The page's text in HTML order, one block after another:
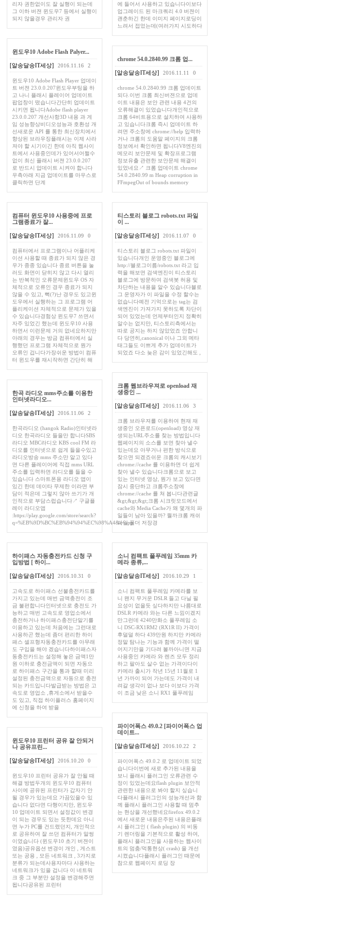
리자 권한없이도 잘 실행이 되는데
그 이하 버젼 윈도우7 등에서 실행이
되지 않을경우 관리자 권
에 들어서 사용하고 있습니다이보다
업그레이드 된 마크쿼리 4.0 버젼이
괜춘하긴 한데 이미지 페이지로딩이
느려서 접었는데(여러가지 시도하다
윈도우10 Adobe Flash Palyer...
[알송달송IT세상]
2016.11.16 2
윈도우10 Adobe Flash Player 업데이
트 버젼 23.0.0.207윈도우부팅을 하
고 나니 플래시 플레이어 업데이트
팝업창이 떴습니다간단히 업데이트
시키면 됩니다Adobe flash player
23.0.0.207 개선사항3D 내용 과 게
임 성능향상비디오성능과 호환성 개
선새로운 API 를 통한 최신장치에서
향상된 브라우징플래시는 이제 사라
져야 할 시기이긴 한데 아직 웹사이
트에서 사용중인데가 있어서어쩔수
없이 최신 플래시 버젼 23.0.0.207
로 반드시 업데이트 시켜야 합니다
우측아래 지금 업데이트를 마우스로
클릭하면 단계
chrome 54.0.2840.99 크롬 업...
[알송달송IT세상]
2016.11.11 0
chrome 54.0.2840.99 크롬 업데이트
되다.이번 크롬 최신버젼으로 업데
이트 내용은 보안 관련 내용 4건의
오류해결이 있었습니다개인적으로
크롬 64비트용으로 설치하여 사용하
고 있습니다크롬 즉시 업데이트 하
려면 주소창에 chrome://help 입력하
거나 크롬의 도움말 페이지의 크롬
정보에서 확인하면 됩니다V8엔진의
메모리 보안문제 및 확장프로그램
정보유출 관련한 보안문제 해결이
있었네요↗ 크롬 업데이트 chrome
54.0.2840.99 m Heap corruption in
FFmpegOut of bounds memory
컴퓨터 윈도우10 사용중에 프로
그램종료가 잘...
[알송달송IT세상]
2016.11.09 0
컴퓨터에서 프로그램이나 어플리케
이션 사용할 때 종료가 되지 않은 경
우가 종종 있습니다 종료 버튼을 눌
러도 화면이 닫히지 않고 다시 열리
는 반복적인 오류문제윈도우 OS 자
체적으로 오류인 경우 종료가 되지
않을 수 있고, 뻑(?)난 경우도 있고윈
도우에서 실행하는 그 프로그램 어
플리케이션 자체적으로 문제가 있을
수 있습니다경험상 윈도우7 쓰면서
자주 있었긴 했는데 윈도우10 사용
하면서 이런문제 거의 없네요하지만
아래의 경우는 방금 컴퓨터에서 실
행했던 프로그램 자체적으로 뭔가
오류인 겁니다가장쉬운 방법이 컴퓨
터 윈도우를 재시작하면 간단히 해
티스토리 블로그 robots.txt 파일
이 ...
[알송달송IT세상]
2016.11.07 0
티스토리 블로그 robots.txt 파일이
있습니다개인 운영중인 블로그에
http://블로그이름/robots.txt 라고 입
력을 해보면 검색엔진이 티스토리
블로그에 방문하여 검색봇 허용 및
차단하는 내용을 알수 있습니다블로
그 운영자가 이 파일을 수정 할수는
없습니다예전 기억으로는 tag는 검
색엔진이 가져가지 못하도록 차단이
되어 있었는데 언제부터인지 정확히
알수는 없지만, 티스토리측에서는
따로 공지는 하지 않았었죠 안합니
다 당연히,canonical 이나 그외 메타
태그들도 이쁘게 추가 업데이트가
되었죠 다소 늦은 감이 있었긴해도 ,
크롬 웹브라우져로 openload 재
생중인 ...
[알송달송IT세상]
2016.11.06 3
크롬 브라우져를 이용하여 현재 재
생중인 오픈로드(openload) 영상 재
생되는URL주소를 찾는 방법입니다
웹페이지의 소스를 보면 찾아 낼수
있는데요 아무거나 편한 방식으로
찾으면 되겠죠쉬운 크롬의 캐시보기
chrome://cache 를 이용하면 더 쉽게
찾아 낼수 있습니다크롬으로 보고
있는 인터넷 영상, 뭔가 보고 있다면
잠시 중단하고 크롬주소창에
chrome://cache 를 쳐 봅니다관련글
&gt;&gt;&gt;크롬 시크릿모드에서
cache와 Media Cache가 왜 몇개의 파
일들이 남아 있을까? 뭘까크롬 캐쉬
파일 폴더 저장경
한곡 라디오 mms주소를 이용한
인터넷라디오...
[알송달송IT세상]
2016.11.06 2
한곡라디오 (hangok Radio)인터넷라
디오 한곡라디오 들을만 합니다SBS
라디오 MBC라디오 KBS cool FM 라
디오를 인터넷으로 쉽게 들을수있고
라디오방송 mms 주소만 알고 있다
면 다른 플레이어에 직접 mms URL
주소를 입력하면 라디오를 들을 수
있습니다 스마트폰용 라디오 앱이
있긴 한데 데이타 무제한 이라면 부
담이 적은데 그렇지 않아 쓰기가 개
인적으로 부담스럽습니다↗ 구글플
레이 라디오앱
:https://play.google.com/store/search?
q=%EB%9D%BC%EB%94%94%EC%98%A4&c=app
하이패스 자동충전카드 신청 구
입방법 [ 하이...
[알송달송IT세상]
2016.10.31 0
고속도로 하이패스 선불충전카드를
가지고 있는데 매번 금액충전이 조
금 불편합니다인터넷으로 충전도 가
능하고 매번 고속도로 영업소에서
충전하거나 하이패스충전단말기를
이용하고 있는데 처음에는 그런대로
사용하곤 했는데 좀더 편리한 하이
패스 셀프형자동충전카드를 아무래
도 구입을 해야 겠습니다하이패스자
동충전카드는 설정해 놓은 금액1만
원 이하로 충전금액이 되면 자동으
로 하이패스 구간을 통과 할때 미리
설정된 충전금액으로 자동으로 충전
되는 카드입니다발급받는 방법은 고
속도로 영업소 ,휴게소에서 받을수
도 있고, 직접 하이플러스 홈페이지
에 신청을 하여 받을
소니 컴팩트 풀푸레임 35mm 카
메라 종류,...
[알송달송IT세상]
2016.10.29 1
소니 컴팩트 풀푸레임 카메라를 보
니 왠지 무거운 DSLR 들고 다닐 필
요성이 없을듯 싶다하지만 나름대로
DSLR 카메라 와는 다른 느낌이겠지
만그런데 4240만화소 풀푸레임 소
니 DSC-RX1RM2 (RX1R II) 가격이
후덜덜 하다 439만원 하지만 카메라
정말 탐나는 기능과 함께 가격이 떨
어지기만을 기다려 볼까아니면 지금
사용중인 카메라 와 렌즈 모두 정리
하고 팔아도 살수 없는 가격이다이
카메라 출시가 작년 15년 11월로 1
년 가까이 되어 가는데도 가격이 내
려갈 생각이 없나 보다 이보다 가격
이 조금 낮은 소니 RX1 풀푸레임
파이어폭스 49.0.2 [파이어폭스 업
데이트...
[알송달송IT세상]
2016.10.22 2
파이어폭스 49.0.2 로 업데이트 되었
습니다이번에 새로 추가된 내용을
보니 플래시 플러그인 오류관련 수
정이 있었는데요flash plugin 보안적
관련한 내용으로 봐야 할지 싶습니
다플래시 플러그인의 성능개선과 함
께 플래시 플러그인 사용할 때 멈추
는 현상을 개선했네요firefox 49.0.2
에서 새로운 내용은주된 내용은플래
시 플러그인 ( flash plugin) 의 비동
기 렌더링을 기본적으로 활성 하여,
플래시 플러그인을 사용하는 웹사이
트의 멈춤/먹통현상( crash) 을 개선
시켰습니다플래시 플러그인 때문에
참으로 웹페이지 로딩 장
윈도우10 프린터 공유 잘 안되거
나 공유프린...
[알송달송IT세상]
2016.10.20 0
윈도우10 프린터 공유가 잘 안될 때
해결 방법두개의 윈도우10 컴퓨터
사이에 공유된 프린터가 갑자기 안
될 경우가 있는데요 가끔있을수 있
습니다 없다면 다행이지만, 윈도우
10 업데이트 되면서 설정값이 변경
이 되는 경우도 있는 듯한데요 아니
면 누가 PC를 건드렸던지, 개인적으
로 공유하여 잘 쓰던 컴퓨터가 말썽
이였습니다 (윈도우10 초기 버젼이
였음)공유옵션 변경이 개인 , 게스트
또는 공용 , 모든 네트워크 , 3가지로
분류가 되는데사용자마다 사용하는
네트워크가 있을 겁니다 이 네트워
크 중 그 부분만 설정을 변경해주면
됩니다공유된 프린터